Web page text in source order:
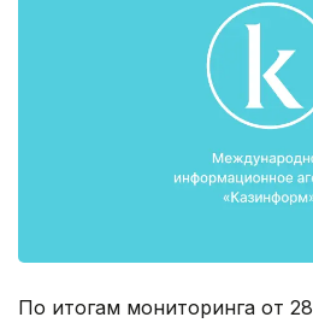
По итогам мониторинга от